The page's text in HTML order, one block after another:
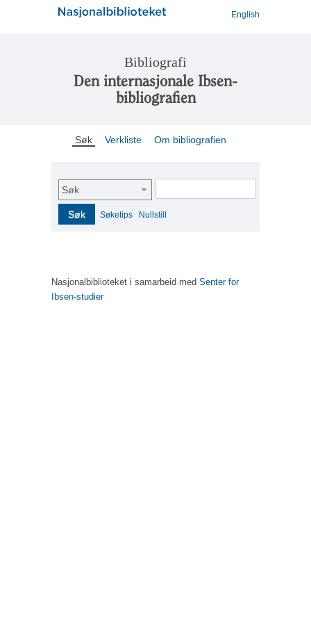
English
Bibliografi
Den internasjonale Ibsen-
bibliografien
Søk Verkliste Om bibliografien
Søk
Søk Søketips Nullstill
Nasjonalbiblioteket i samarbeid med Senter for
Ibsen-studier